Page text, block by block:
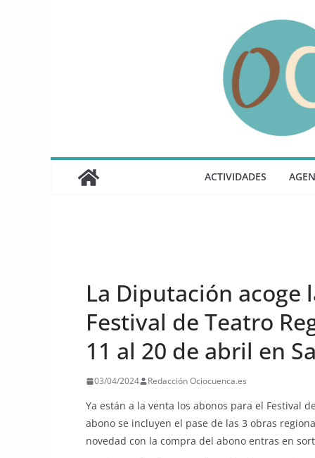
ACTIVIDADES
La Diputación acoge
Festival de Teatro
11 al 20 de abril en
03/04/2024 Redacción Ociocuenca.es
Ya están a la venta los abonos para el Festival
abono se incluyen el pase de las 3 obras
novedad con la compra del abono entras en